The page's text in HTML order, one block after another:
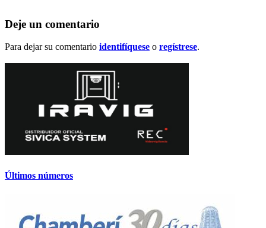
Deje un comentario
Para dejar su comentario identifíquese o regístrese.
Últimos números